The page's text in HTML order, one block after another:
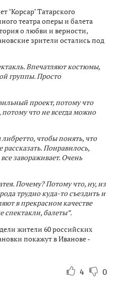
"Корсар" Татарского
театра оперы и балета
о любви и верности,
зрители остались под
Впечатляют костюмы,
группы. Просто
проект, потому что
что не всегда можно
чтобы понять, что
Понравилось,
завораживает. Очень
Почему? Потому что, ну, из
трудно куда-то съездить и
в прекрасном качестве
спектакли, балеты”.
жители 60 российских
покажут в Иванове -
4 0